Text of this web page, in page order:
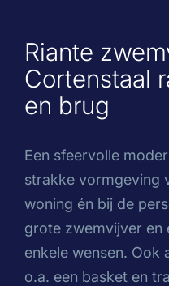
Riante
Cortenstaal
en brug
Een sfeervolle
strakke vormgeving
woning én bij de
grote zwemvijver en
enkele wensen. Ook
o.a. een basket en